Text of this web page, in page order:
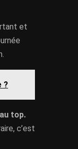
et
?
top.
c’est